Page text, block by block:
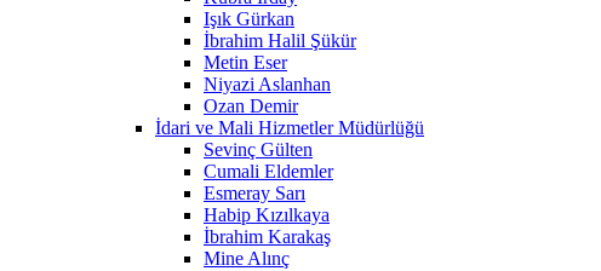
Işık Gürkan
İbrahim Halil Şükür
Metin Eser
Niyazi Aslanhan
Ozan Demir
İdari ve Mali Hizmetler Müdürlüğü
Sevinç Gülten
Cumali Eldemler
Esmeray Sarı
Habip Kızılkaya
İbrahim Karakaş
Mine Alınç